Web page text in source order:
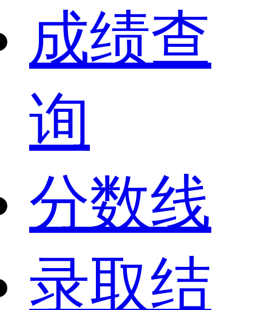
成绩查
询
分数线
录取结